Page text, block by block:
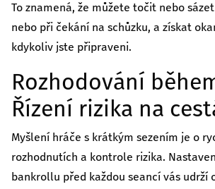
To znamená, že můžete točit nebo
nebo při čekání na schůzku, a získat
kdykoliv jste připraveni.
Rozhodování
Řízení rizika na
Myšlení hráče s krátkým sezením je o
rozhodnutích a kontrole rizika.
bankrollu před každou seancí vás udrží